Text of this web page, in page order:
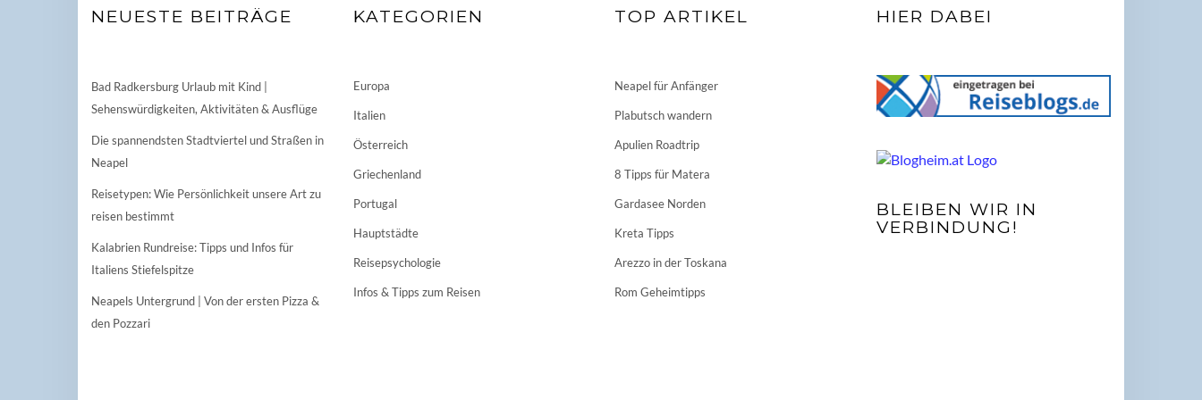
NEUESTE BEITRÄGE
Bad Radkersburg Urlaub mit Kind |
Sehenswürdigkeiten, Aktivitäten & Ausflüge
Die spannendsten Stadtviertel und Straßen in
Neapel
Reisetypen: Wie Persönlichkeit unsere Art zu
reisen bestimmt
Kalabrien Rundreise: Tipps und Infos für
Italiens Stiefelspitze
Neapels Untergrund | Von der ersten Pizza &
den Pozzari
KATEGORIEN
Europa
Italien
Österreich
Griechenland
Portugal
Hauptstädte
Reisepsychologie
Infos & Tipps zum Reisen
TOP ARTIKEL
Neapel für Anfänger
Plabutsch wandern
Apulien Roadtrip
8 Tipps für Matera
Gardasee Norden
Kreta Tipps
Arezzo in der Toskana
Rom Geheimtipps
HIER DABEI
BLEIBEN WIR IN
VERBINDUNG!